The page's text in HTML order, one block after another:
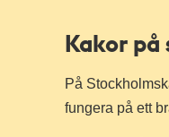
Kakor
På
fungera på ett